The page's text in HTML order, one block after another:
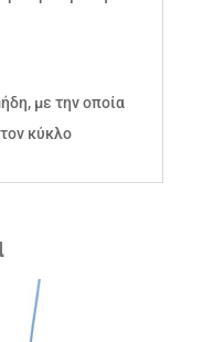
με την οποία
κύκλο